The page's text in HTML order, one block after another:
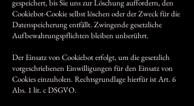
gespeichert, bis Sie uns zur Löschung auffordern, den
Cookiebot-Cookie selbst löschen oder der Zweck für die
Datenspeicherung entfällt. Zwingende gesetzliche
Aufbewahrungspflichten bleiben unberührt.
Der Einsatz von Cookiebot erfolgt, um die gesetzlich
vorgeschriebenen Einwilligungen für den Einsatz von
Cookies einzuholen. Rechtsgrundlage hierfür ist Art. 6
Abs. 1 lit. c DSGVO.